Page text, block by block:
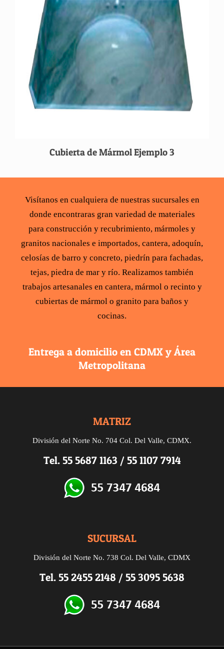
Cubierta de Mármol Ejemplo 3
Visítanos en cualquiera de nuestras sucursales en
donde encontraras gran variedad de materiales
para construcción y recubrimiento, mármoles y
granitos nacionales e importados, cantera, adoquín,
celosías de barro y concreto, piedrín para fachadas,
tejas, piedra de mar y río. Realizamos también
trabajos artesanales en cantera, mármolo recinto y
cubiertas de mármol o granito para baños y
cocinas.
Entrega a domicilio en CDMX y Área
Metropolitana
MATRIZ
División del Norte No. 704 Col. Del Valle, CDMX.
Tel. 55 5687 1163 / 55 1107 7914
SUCURSAL
División del Norte No. 738 Col. Del Valle, CDMX
Tel. 55 2455 2148 / 55 3095 5638